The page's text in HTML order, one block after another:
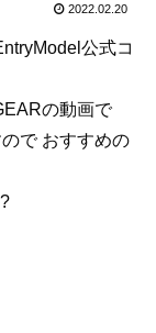
2022.02.20
公式コ
の動画で
で おすすめの